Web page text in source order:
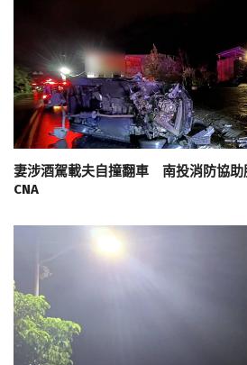
妻涉酒駕載夫自撞翻車 南投消防協
CNA